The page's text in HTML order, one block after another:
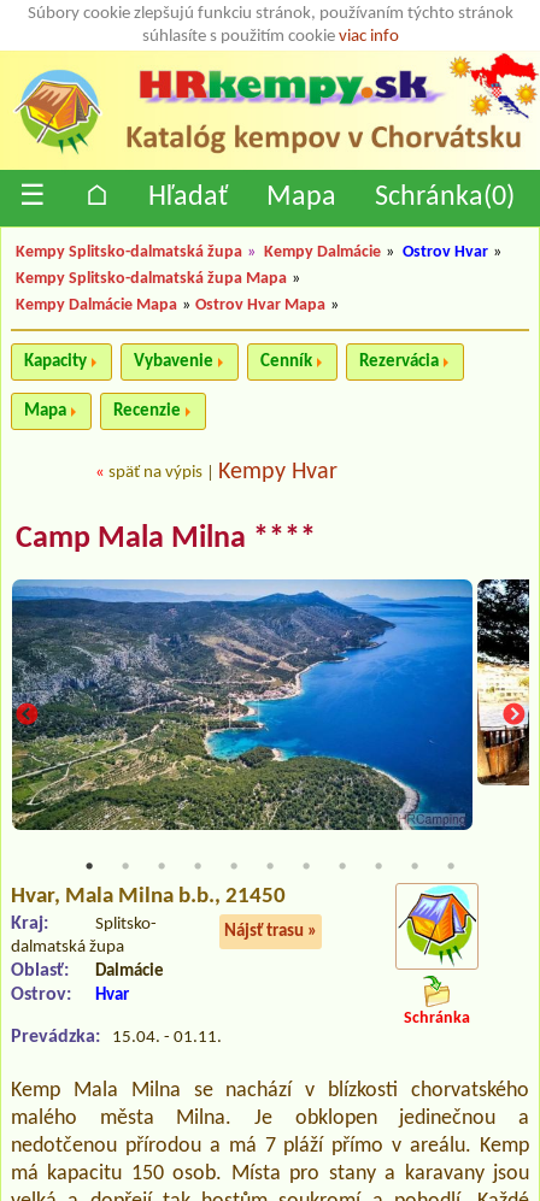
Súbory cookie zlepšujú funkciu stránok, používaním týchto stránok
súhlasíte s použitím cookie viac info
☰ ⌂ Hľadať Mapa Schránka(0)
Kempy Splitsko-dalmatská župa » Kempy Dalmácie » Ostrov Hvar »
Kempy Splitsko-dalmatská župa Mapa »
Kempy Dalmácie Mapa » Ostrov Hvar Mapa »
Kapacity Vybavenie Cenník Rezervácia
Mapa Recenzie
« späť na výpis Kempy Hvar
Camp Mala Milna ****
Hvar, Mala Milna b.b., 21450
Nájsť trasu »
Kraj:
Splitsko-
dalmatská župa
Oblasť: Dalmácie
Ostrov: Hvar
Prevádzka: 15.04. - 01.11.
Schránka
Kemp Mala Milna se nachází v blízkosti chorvatského
malého města Milna. Je obklopen jedinečnou a
nedotčenou přírodou a má 7 pláží přímo v areálu. Kemp
má kapacitu 150 osob. Místa pro stany a karavany jsou